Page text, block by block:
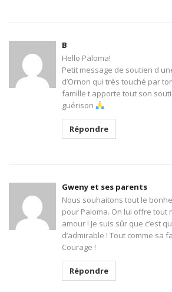
B
Hello Paloma!
Petit message de soutien d
d’Ornon qui très touché par
famille t apporte tout son
guérison
Répondre
Gweny et ses parents
Nous souhaitons tout le
pour Paloma. On lui offre tout
amour ! Je suis sûr que c’est
d’admirable ! Tout comme sa
Courage !
Répondre